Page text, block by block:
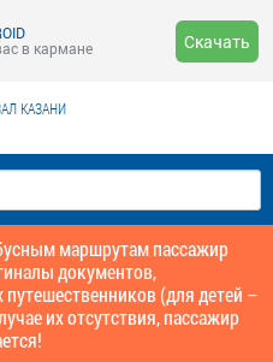
в кармане
Скачать
КАЗАНИ
маршрутам пассажир
документов,
(для детей –
их отсутствия, пассажир